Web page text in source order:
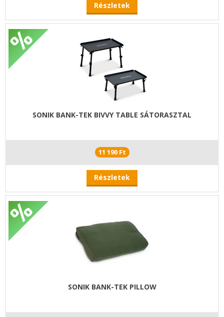
Részletek
SONIK BANK-TEK BIVVY TABLE SÁTORASZTAL
11 190 Ft
Részletek
SONIK BANK-TEK PILLOW